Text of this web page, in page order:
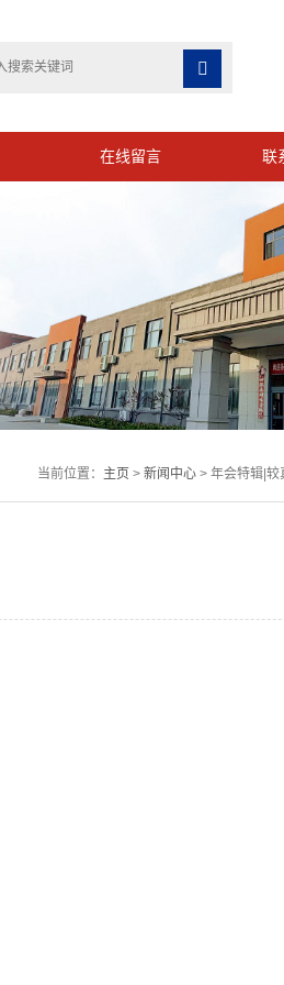

在线留言 联
当前位置： 主页 > 新闻中心> 年会特辑|较